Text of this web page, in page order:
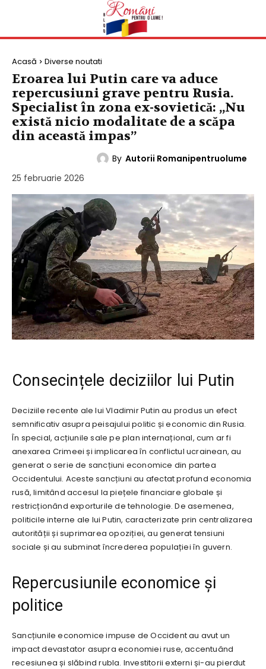
Acasă Diverse noutati
Eroarea lui Putin care va aduce
repercusiuni grave pentru Rusia.
Specialist în zona ex-sovietică: „Nu
există nicio modalitate de a scăpa
din această impas”
By Autorii Romanipentruolume
25 februarie 2026
Consecințele deciziilor lui Putin
Deciziile recente ale lui Vladimir Putin au produs un efect
semnificativ asupra peisajului politic și economic din Rusia.
În special, acțiunile sale pe plan internațional, cum ar fi
anexarea Crimeei și implicarea în conflictul ucrainean, au
generat o serie de sancțiuni economice din partea
Occidentului. Aceste sancțiuni au afectat profund economia
rusă, limitând accesul la piețele financiare globale și
restricționând exporturile de tehnologie. De asemenea,
politicile interne ale lui Putin, caracterizate prin centralizarea
autorității și suprimarea opoziției, au generat tensiuni
sociale și au subminat încrederea populației în guvern.
Repercusiunile economice și
politice
Sancțiunile economice impuse de Occident au avut un
impact devastator asupra economiei ruse, accentuând
recesiunea și slăbind rubla. Investitorii externi și-au pierdut